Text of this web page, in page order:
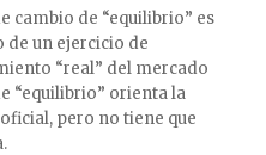
cambio de “equilibrio” es
de un ejercicio de
“real” del mercado
“equilibrio” orienta la
pero no tiene que